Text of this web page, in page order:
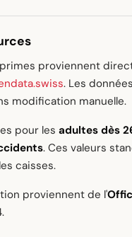
proviennent
. Les
modification manuelle.
pour les adultes dès
. Ces valeurs
caisses.
proviennent de l'